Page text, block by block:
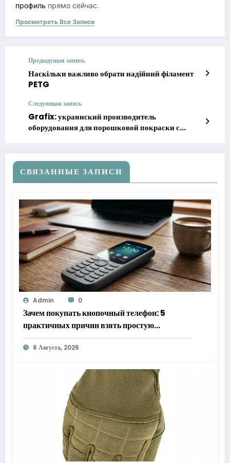
профиль прямо сейчас.
Просмотреть Все Записи
Предыдущая запись
Наскільки важливо обрати надійний філамент
PETG
Следующая запись
Grafix: украинский производитель
оборудования для порошковой покраски с
СВЯЗАННЫЕ ЗАПИСИ
Admin 0
Зачем покупать кнопочный телефон: 5
практичных причин взять простую
«звонилку»
6 Августа, 2026